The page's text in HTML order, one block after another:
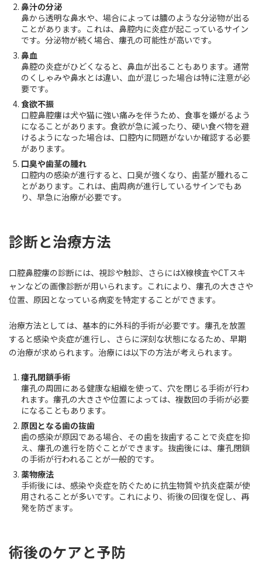
鼻汁の分泌
鼻から透明な鼻水や、場合によっては膿のような分泌物が出る
ことがあります。これは、鼻腔内に炎症が起こっているサイン
です。分泌物が続く場合、瘻孔の可能性が高いです。
鼻血
鼻腔の炎症がひどくなると、鼻血が出ることもあります。通常
のくしゃみや鼻水とは違い、血が混じった場合は特に注意が必
要です。
食欲不振
口腔鼻腔瘻は犬や猫に強い痛みを伴うため、食事を嫌がるよう
になることがあります。食欲が急に減ったり、硬い食べ物を避
けるようになった場合は、口腔内に問題がないか確認する必要
があります。
口臭や歯茎の腫れ
口腔内の感染が進行すると、口臭が強くなり、歯茎が腫れるこ
とがあります。これは、歯周病が進行しているサインでもあ
り、早急に治療が必要です。
診断と治療方法
口腔鼻腔瘻の診断には、視診や触診、さらにはX線検査やCTスキ
ャンなどの画像診断が用いられます。これにより、瘻孔の大きさや
位置、原因となっている病変を特定することができます。
治療方法としては、基本的に外科的手術が必要です。瘻孔を放置
すると感染や炎症が進行し、さらに深刻な状態になるため、早期
の治療が求められます。治療には以下の方法が考えられます。
瘻孔閉鎖手術
瘻孔の周囲にある健康な組織を使って、穴を閉じる手術が行わ
れます。瘻孔の大きさや位置によっては、複数回の手術が必要
になることもあります。
原因となる歯の抜歯
歯の感染が原因である場合、その歯を抜歯することで炎症を抑
え、瘻孔の進行を防ぐことができます。抜歯後には、瘻孔閉鎖
の手術が行われることが一般的です。
薬物療法
手術後には、感染や炎症を防ぐために抗生物質や抗炎症薬が使
用されることが多いです。これにより、術後の回復を促し、再
発を防ぎます。
術後のケアと予防